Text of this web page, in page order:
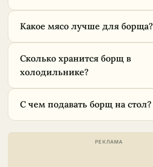
Какое мясо лучше для борща?
Сколько хранится борщ в
холодильнике?
С чем подавать борщ на стол?